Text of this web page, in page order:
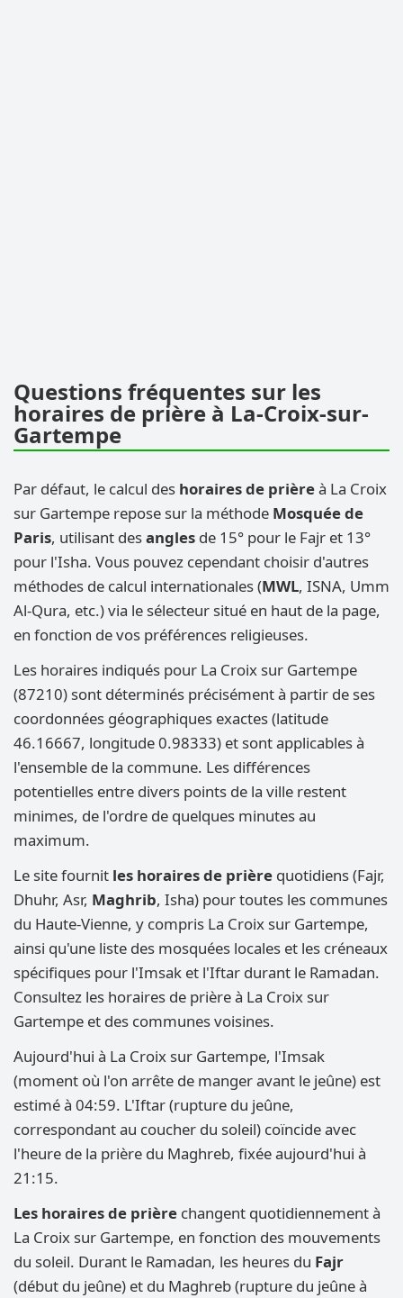
Questions fréquentes sur les
horaires de prière à La-Croix-sur-
Gartempe
Par défaut, le calcul des horaires de prièreà La Croix
sur Gartempe repose sur la méthode Mosquée de
Paris, utilisant desangles de 15° pour le Fajr et 13°
pour l'Isha. Vous pouvez cependant choisir d'autres
méthodes de calcul internationales (MWL, ISNA, Umm
Al-Qura, etc.) via le sélecteur situé en haut de la page,
en fonction de vos préférences religieuses.
Les horaires indiqués pour La Croix sur Gartempe
(87210) sont déterminés précisément à partir de ses
coordonnées géographiques exactes (latitude
46.16667, longitude 0.98333) et sont applicables à
l'ensemble de la commune. Les différences
potentielles entre divers points de la ville restent
minimes, de l'ordre de quelques minutes au
maximum.
Le site fournit les horaires de prière quotidiens (Fajr,
Dhuhr, Asr, Maghrib, Isha) pour toutes les communes
du Haute-Vienne, y compris La Croix sur Gartempe,
ainsi qu'une liste des mosquées locales et les créneaux
spécifiques pour l'Imsak et l'Iftar durant le Ramadan.
Consultez les horaires de prière à La Croix sur
Gartempe et des communes voisines.
Aujourd'hui à La Croix sur Gartempe, l'Imsak
(moment où l'on arrête de manger avant le jeûne) est
estimé à 04:59. L'Iftar (rupture du jeûne,
correspondant au coucher du soleil) coïncide avec
l'heure de la prière du Maghreb, fixée aujourd'hui à
21:15.
Les horaires de prière changent quotidiennement à
La Croix sur Gartempe, en fonction des mouvements
du soleil. Durant le Ramadan, les heures du Fajr
(début du jeûne) et du Maghreb (rupture du jeûne à